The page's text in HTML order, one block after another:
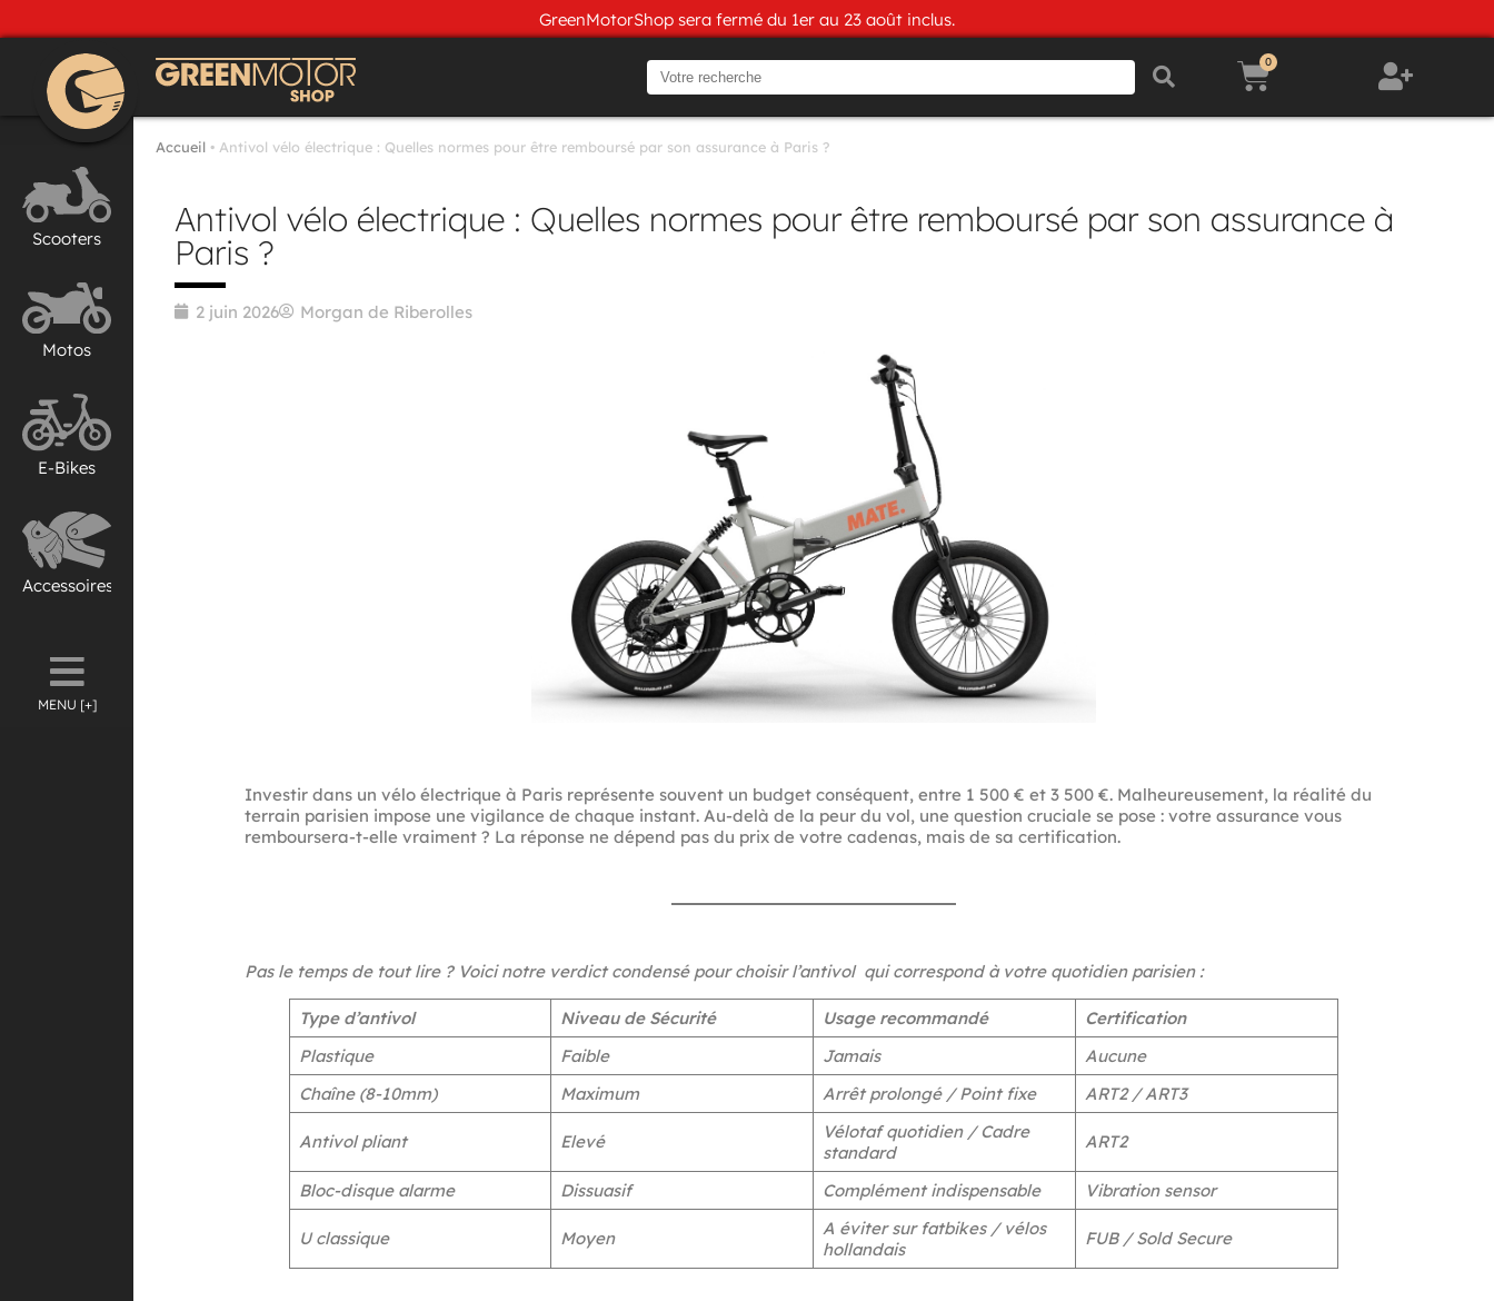
GreenMotorShop sera fermé du 1er au 23 août inclus.
0
Scooters
Motos
E-Bikes
Accessoires
MENU [+]
Accueil • Antivol vélo électrique : Quelles normes pour être remboursé par son assurance à Paris ?
Antivol vélo électrique : Quelles normes pour être remboursé par son assurance à
Paris ?
2 juin 2026 Morgan de Riberolles
Investir dans un vélo électrique à Paris représente souvent un budget conséquent, entre 1 500 € et 3 500 €. Malheureusement, la réalité du
terrain parisien impose une vigilance de chaque instant. Au-delà de la peur du vol, une question cruciale se pose : votre assurance vous
remboursera-t-elle vraiment ? La réponse ne dépend pas du prix de votre cadenas, mais de sa certification.
Pas le temps de tout lire ? Voici notre verdict condensé pour choisir l’antivol qui correspond à votre quotidien parisien :
Type d’antivol Niveau de Sécurité Usage recommandé
Certification
Plastique
Faible Jamais
Aucune
Chaîne (8-10mm)
Maximum Arrêt prolongé / Point fixe ART2 / ART3
Antivol pliant Elevé
Vélotaf quotidien / Cadre
standard
ART2
Bloc-disque alarme Dissuasif Complément indispensable Vibration sensor
U classique Moyen
A éviter sur fatbikes / vélos
hollandais
FUB / Sold Secure